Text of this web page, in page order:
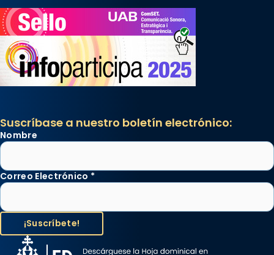
Suscríbase a nuestro boletín electrónico:
Nombre
Correo Electrónico *